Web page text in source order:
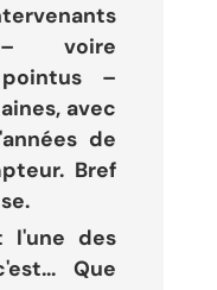
– voire
–
avec
de
Bref
l'une des
Que